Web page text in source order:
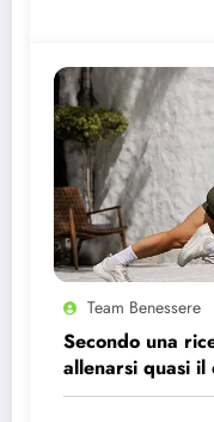
Team Benessere
Secondo una
allenarsi quasi
avere gli stessi